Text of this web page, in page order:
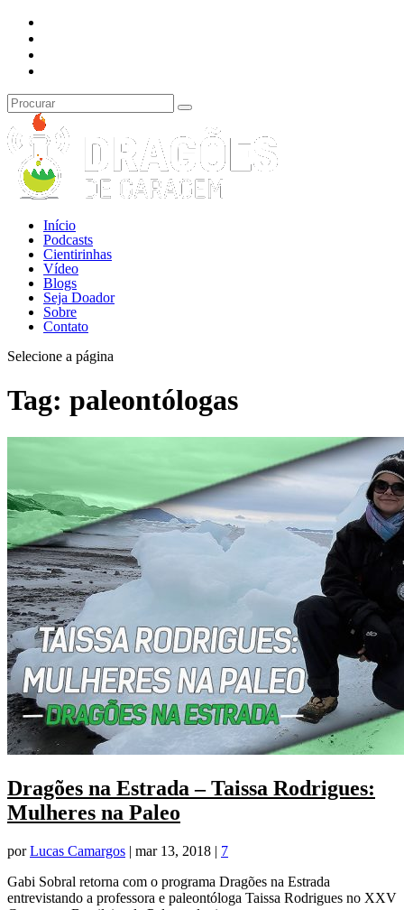
Início
Podcasts
Cientirinhas
Vídeo
Blogs
Seja Doador
Sobre
Contato
Selecione a página
Tag: paleontólogas
Dragões na Estrada – Taissa Rodrigues:
Mulheres na Paleo
porLucas Camargos | mar 13, 2018 | 7
Gabi Sobral retorna com o programa Dragões na Estrada
entrevistando a professora e paleontóloga Taissa Rodrigues no XXV